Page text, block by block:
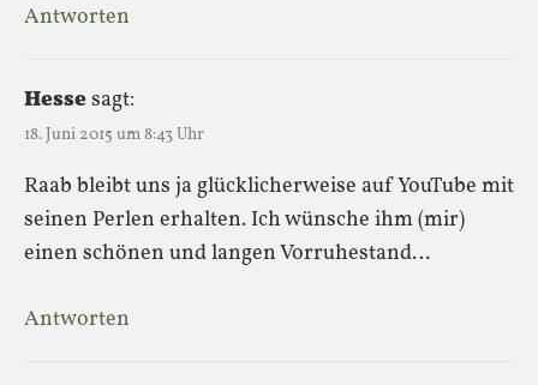
Antworten
Hessesagt:
18. Juni 2015 um 8:43 Uhr
Raab bleibt uns ja glücklicherweise auf YouTube mit
seinen Perlen erhalten. Ich wünsche ihm (mir)
einen schönen und langen Vorruhestand…
Antworten